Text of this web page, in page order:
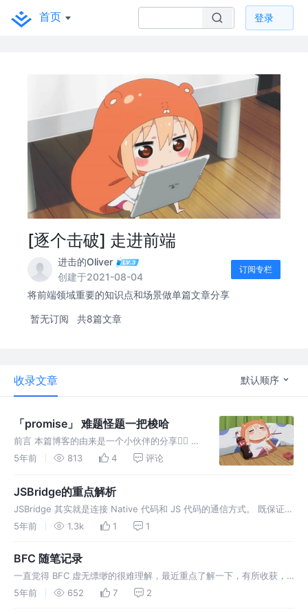
首页 登录
[逐个击破] 走进前端
进击的Oliver
创建于2021-08-04
订阅专栏
将前端领域重要的知识点和场景做单篇文章分享
暂无订阅 共8篇文章
收录文章 默认顺序
「promise」 难题怪题一把梭哈
前言 本篇博客的由来是一个小伙伴的分享👇🏻 者
原本对于promise原理蛮有自信的，但在难题怪
下promise的机制，以及一些诡异之处。
5年前 813 4 评论
JSBridge的重点解析
JSBridge 其实就是连接 Native 代码和 JS 代码的通信方式。 既保证了
native的高性能体验，又兼顾了热更新、跨段的优势。
5年前 1.3k 1 1
BFC 随笔记录
一直觉得 BFC 虚无缥缈的很难理解，最近重点了解一下，有所收获，
遂记录下来。 BFC（block formatting context）：块级格式化上下
5年前 652 7 2